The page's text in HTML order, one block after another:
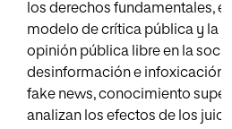
los derechos fundamentales,
modelo de crítica pública y la
opinión pública libre en la
desinformación e infoxicación
fake news, conocimiento
analizan los efectos de los